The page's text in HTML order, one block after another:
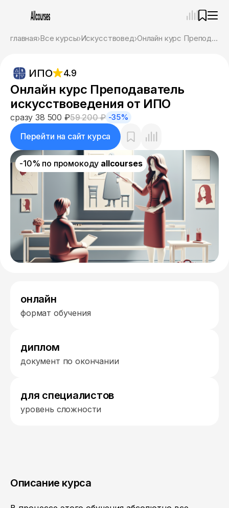
главная Все курсы Искусствовед Онлайн курс Преподаватель искусствоведения от ИПО
ИПО 4.9
Онлайн курс Преподаватель
искусствоведения от ИПО
сразу 38 500 ₽59 200 ₽ -35%
Перейти на сайт курса
-10% по промокоду allcourses
онлайн
формат обучения
диплом
документ по окончании
для специалистов
уровень сложности
Описание курса
Привет! Я Ваш карьерный навигатор. Подберу
курсы, которые соответствует именно вашим
целям.
Пожалуйста, ответьте на несколько вопросов,
чтобы начать.
Приступим?